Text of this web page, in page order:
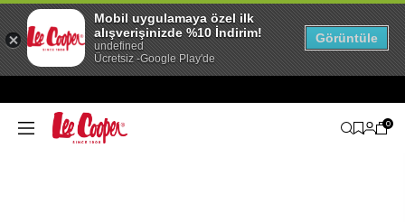
0
Mobil uygulamaya özel ilk
alışverişinizde %10 İndirim!
undefined
Ücretsiz -Google Play'de
Görüntüle